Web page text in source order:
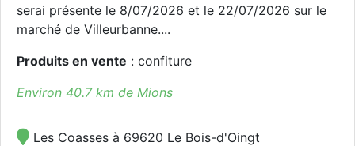
serai présente le 8/07/2026 et le 22/07/2026 sur le
marché de Villeurbanne....
Produits en vente : confiture
Environ 40.7 km de Mions
Les Coasses à 69620 Le Bois-d'Oingt